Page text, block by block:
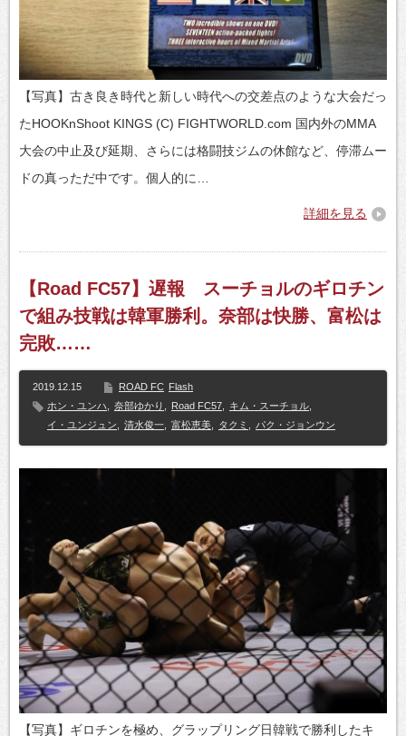
【写真】古き良き時代と新しい時代への交差点のような大会だっ
たHOOKnShoot KINGS (C) FIGHTWORLD.com 国内外のMMA
大会の中止及び延期、さらには格闘技ジムの休館など、停滞ムー
ドの真っただ中です。個人的に…
詳細を見る
【Road FC57】遅報 スーチョルのギロチン
で組み技戦は韓軍勝利。奈部は快勝、富松は
完敗……
2019.12.15 ROAD FC Flash
ホン・ユンハ
奈部ゆかり Road FC57 キム・スーチョル
イ・ユンジュン
清水俊一 富松恵美 タクミ パク・ジョンウン
【写真】ギロチンを極め、グラップリング日韓戦で勝利したキ